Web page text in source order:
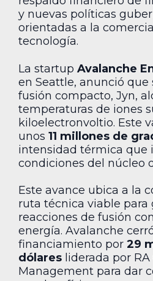
y nuevas políticas
orientadas a la
tecnología.
La startup Avalanche
en Seattle, anunció que
fusión compacto, Jyn,
temperaturas de iones
kiloelectronvoltio. Este
unos 11 millones de
intensidad térmica que
condiciones del núcleo
Este avance ubica a la
ruta técnica viable para
reacciones de fusión
energía. Avalanche
financiamiento por 29
dólares liderada por RA
Management para dar